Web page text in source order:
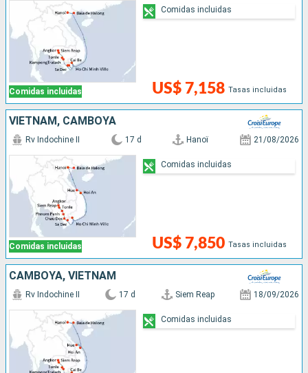
Comidas incluidas US$ 7,158 Tasas incluidas
Comidas incluidas
VIETNAM, CAMBOYA
Comidas incluidas
Rv Indochine II 17 d Hanoï 21/08/2026
US$ 7,850 Tasas incluidas
Comidas incluidas
CAMBOYA, VIETNAM
Rv Indochine II 17 d Siem Reap 18/09/2026
Comidas incluidas